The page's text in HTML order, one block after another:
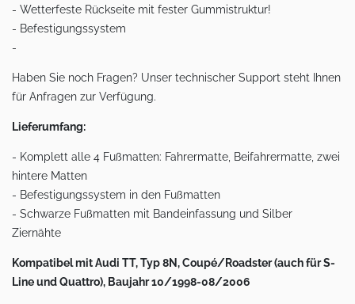
- Wetterfeste Rückseite mit fester Gummistruktur!
- Befestigungssystem
-
Haben Sie noch Fragen? Unser technischer Support steht Ihnen
für Anfragen zur Verfügung.
Lieferumfang:
- Komplett alle 4 Fußmatten: Fahrermatte, Beifahrermatte, zwei
hintere Matten
- Befestigungssystem in den Fußmatten
- Schwarze Fußmatten mit Bandeinfassung und Silber
Ziernähte
Kompatibel mit Audi TT, Typ 8N, Coupé/Roadster (auch für S-
Line und Quattro), Baujahr 10/1998-08/2006